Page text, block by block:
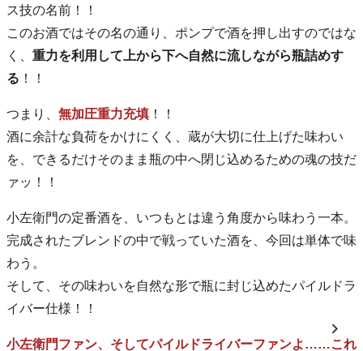
ス技の名前！！
このお酒ではその名の通り、ポンプで酒を押し出すのではな
く、 重力を利用して上から下へ自然に流しながら瓶詰めす
る ！！
つまり、 無加圧重力充填 ！！
酒に余計な負荷をかけにくく、蔵が大切に仕上げた味わい
を、できるだけそのまま瓶の中へ閉じ込めるための魂の技だ
ァッ！！
小左衛門の定番酒を、いつもとは違う角度から味わう一本。
完成されたブレンドの中で戦っていた酒を、今回は単体で味
わう。
そして、その味わいを自然な形で瓶に封じ込めたパイルドラ
イバー仕様！！
小左衛門ファン、そしてパイルドライバーファンよ……これ